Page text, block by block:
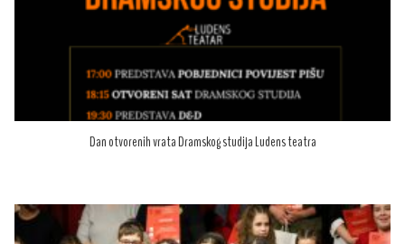
Dan otvorenih vrata Dramskog studija Ludens teatra